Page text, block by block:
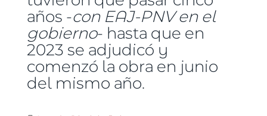
años -con EAJ-PNV en el
gobierno- hasta que en
2023 se adjudicó y
comenzó la obra en junio
del mismo año.